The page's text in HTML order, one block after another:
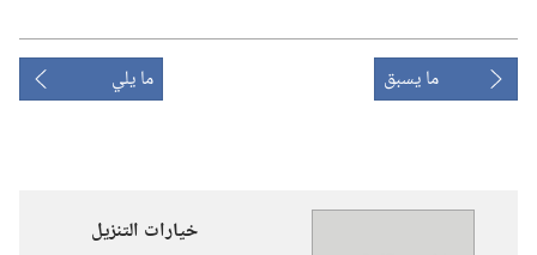
ما يسبق ما يلي
خيارات التنزيل